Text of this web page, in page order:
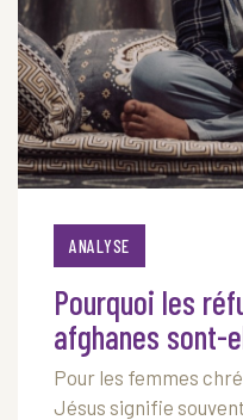
ANALYSE
Pourquoi les
afghanes sont-
Pour les femmes
Jésus signifie